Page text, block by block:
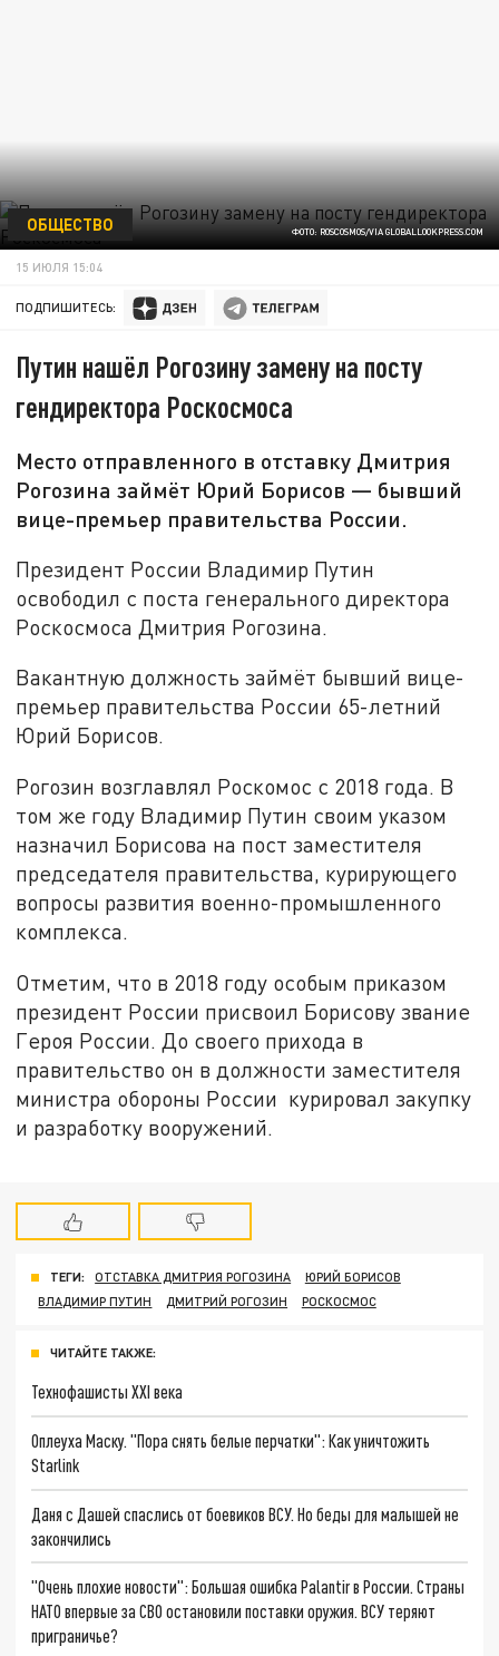
ФОТО: ROSCOSMOS/VIA GLOBALLOOKPRESS.COM
ОБЩЕСТВО
15 ИЮЛЯ 15:04
ПОДПИШИТЕСЬ:
Путин нашёл Рогозину замену на посту
гендиректора Роскосмоса
Место отправленного в отставку Дмитрия
Рогозина займёт Юрий Борисов — бывший
вице-премьер правительства России.
Президент России Владимир Путин
освободил с поста генерального директора
Роскосмоса Дмитрия Рогозина.
Вакантную должность займёт бывший вице-
премьер правительства России 65-летний
Юрий Борисов.
Рогозин возглавлял Роскомос с 2018 года. В
том же году Владимир Путин своим указом
назначил Борисова на пост заместителя
председателя правительства, курирующего
вопросы развития военно-промышленного
комплекса.
Отметим, что в 2018 году особым приказом
президент России присвоил Борисову звание
Героя России. До своего прихода в
правительство он в должности заместителя
министра обороны России курировал закупку
и разработку вооружений.
ТЕГИ: ОТСТАВКА ДМИТРИЯ РОГОЗИНА
ЮРИЙ БОРИСОВ
ВЛАДИМИР ПУТИН
ДМИТРИЙ РОГОЗИН РОСКОСМОС
ЧИТАЙТЕ ТАКЖЕ:
Технофашисты XXI века
Оплеуха Маску. "Пора снять белые перчатки": Как уничтожить
Starlink
Даня с Дашей спаслись от боевиков ВСУ. Но беды для малышей не
закончились
"Очень плохие новости": Большая ошибка Palantir в России. Страны
НАТО впервые за СВО остановили поставки оружия. ВСУ теряют
приграничье?